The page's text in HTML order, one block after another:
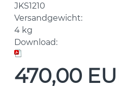
JKS1210
Versandgewicht:
4 kg
Download:
470,00